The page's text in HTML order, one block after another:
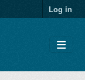
Log in